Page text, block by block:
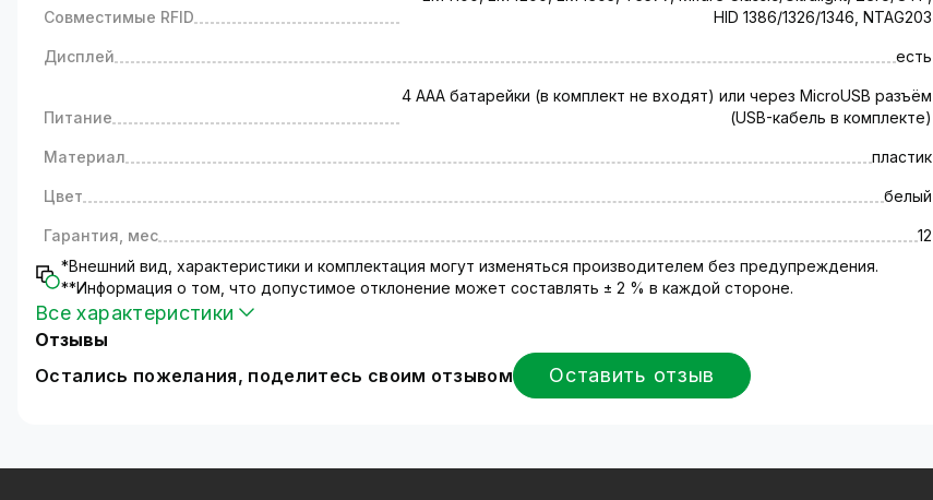
Совместимые RFID
HID 1386/1326/1346, NTAG203
Дисплей есть
Питание
4 ААА батарейки (в комплект не входят) или через MicroUSB разъём
(USB-кабель в комплекте)
Материал пластик
Цвет белый
Гарантия, мес
12
*Внешний вид, характеристики и комплектация могут изменяться производителем без предупреждения.
**Информация о том, что допустимое отклонение может составлять ± 2 % в каждой стороне.
Все характеристики
Отзывы
Остались пожелания, поделитесь своим отзывом
Оставить отзыв